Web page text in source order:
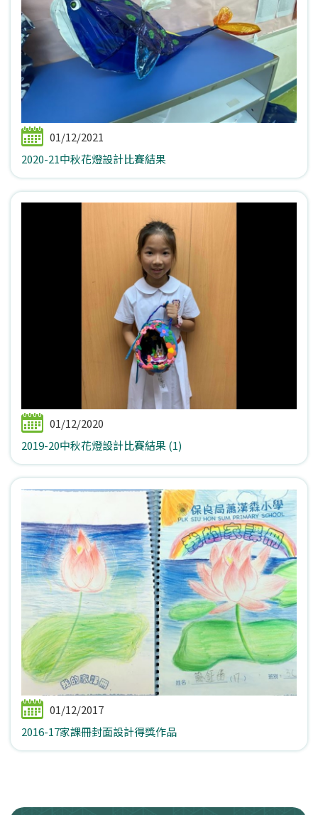
01/12/2021
2020-21中秋花燈設計比賽結果
01/12/2020
2019-20中秋花燈設計比賽結果 (1)
01/12/2017
2016-17家課冊封面設計得獎作品